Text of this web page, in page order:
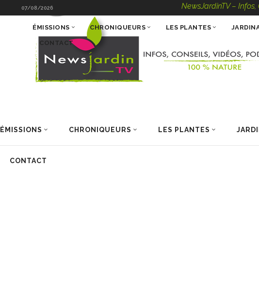
07/08/2026 NewsJardinTV – Infos,
ÉMISSIONS CHRONIQUEURS LES PLANTES
CONTACT
ÉMISSIONS CHRONIQUEURS LES PLANTES
CONTACT